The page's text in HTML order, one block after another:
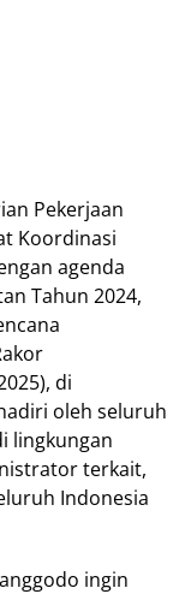
Pekerjaan
Koordinasi
agenda
Tahun 2024,
di
oleh seluruh
lingkungan
terkait,
Indonesia
ingin